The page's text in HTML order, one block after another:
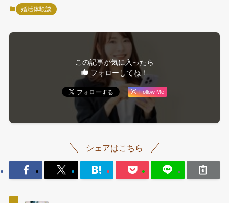
婚活体験談
この記事が気に入ったら
フォローしてね！
Follow Me
シェアはこちら